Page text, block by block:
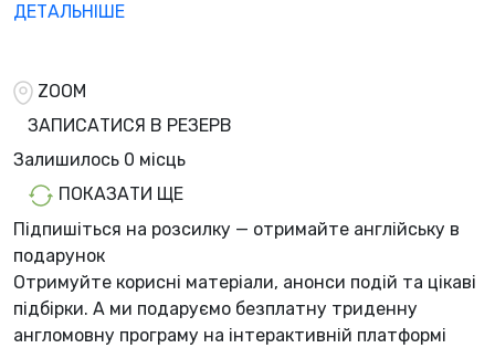
ДЕТАЛЬНІШЕ
ZOOM
ЗАПИСАТИСЯ В РЕЗЕРВ
Залишилось 0 місць
ПОКАЗАТИ ЩЕ
Підпишіться на розсилку — отримайте англійську в
подарунок
Отримуйте корисні матеріали, анонси подій та цікаві
підбірки. А ми подаруємо безплатну триденну
англомовну програму на інтерактивній платформі